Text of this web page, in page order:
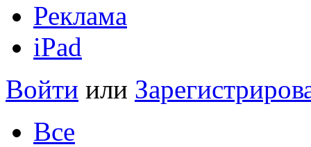
Реклама
iPad
Войти или
Все